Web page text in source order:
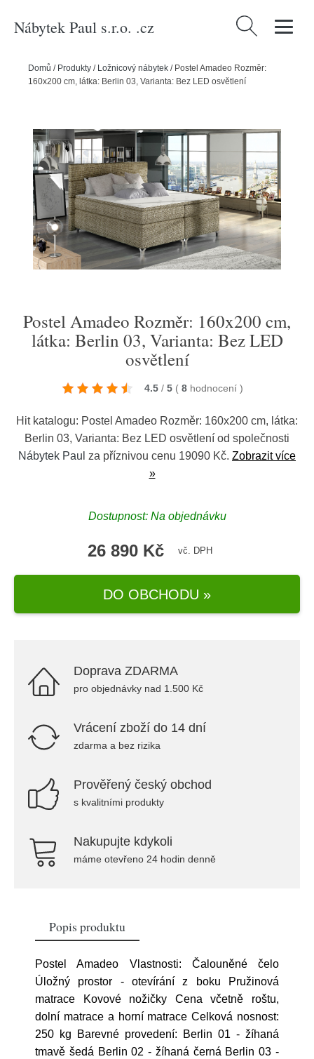
Nábytek Paul s.r.o. .cz Vyhledávání
Domů / Produkty / Ložnicový nábytek / Postel Amadeo Rozměr:
160x200 cm, látka: Berlin 03, Varianta: Bez LED osvětlení
Postel Amadeo Rozměr: 160x200 cm,
látka: Berlin 03, Varianta: Bez LED
osvětlení
4.5 / 5 ( 8 hodnocení )
Hit katalogu: Postel Amadeo Rozměr: 160x200 cm, látka:
Berlin 03, Varianta: Bez LED osvětlení od společnosti
Nábytek Paul za příznivou cenu 19090 Kč. Zobrazit více
»
Dostupnost: Na objednávku
26 890 Kč vč. DPH
DO OBCHODU »
Doprava ZDARMA
pro objednávky nad 1.500 Kč
Vrácení zboží do 14 dní
zdarma a bez rizika
Prověřený český obchod
s kvalitními produkty
Nakupujte kdykoli
máme otevřeno 24 hodin denně
Popis produktu
Postel Amadeo Vlastnosti: Čalouněné čelo
Úložný prostor - otevírání z boku Pružinová
matrace Kovové nožičky Cena včetně roštu,
dolní matrace a horní matrace Celková nosnost:
250 kg Barevné provedení: Berlin 01 - žíhaná
tmavě šedá Berlin 02 - žíhaná černá Berlin 03 -